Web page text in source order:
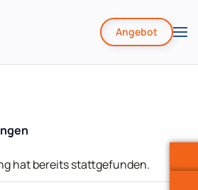
Angebot
hat bereits stattgefunden.